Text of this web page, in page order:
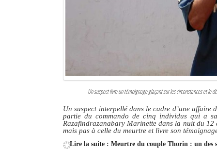
Un suspect livre un témoignage glaçant sur les circonstances et le
Un suspect interpellé dans le cadre d’une affaire
partie du commando de cinq individus qui a
Razafindrazanabary Marinette dans la nuit du
mais pas à celle du meurtre et livre son
Lire la suite : Meurtre du couple Thorin : un des